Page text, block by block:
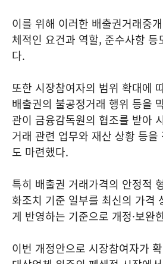
이를 위해 이러한 배출권거래중
체적인 요건과 역할, 준수사항 등
다.
또한 시장참여자의 범위 확대에
배출권의 불공정거래 행위 등을
관이 금융감독원의 협조를 받아
거래 관련 업무와 재산 상황 등을
도 마련했다.
특히 배출권 거래가격의 안정적
화조치 기준 일부를 최신의 가격
게 반영하는 기준으로 개정·보완
이번 개정안으로 시장참여자가